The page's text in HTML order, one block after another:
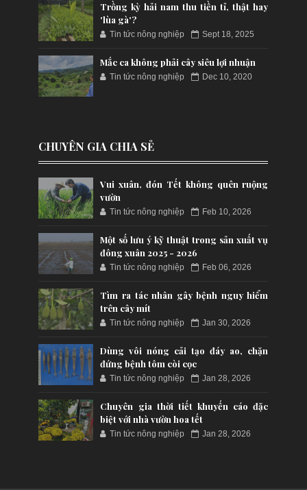
Trồng kỳ hải nam thu tiền tỉ, thật hay
'lùa gà'?
Tin tức nông nghiệp Sept 18, 2025
Mắc ca không phải cây siêu lợi nhuận
Tin tức nông nghiệp Dec 10, 2020
CHUYÊN GIA CHIA SẺ
Vui xuân, đón Tết không quên ruộng
vườn
Tin tức nông nghiệp Feb 10, 2026
Một số lưu ý kỹ thuật trong sản xuất vụ
đông xuân 2025 - 2026
Tin tức nông nghiệp Feb 06, 2026
Tìm ra tác nhân gây bệnh nguy hiểm
trên cây mít
Tin tức nông nghiệp Jan 30, 2026
Dùng vôi nóng cải tạo đáy ao, chặn
đứng bệnh tôm còi cọc
Tin tức nông nghiệp Jan 28, 2026
Chuyên gia thời tiết khuyến cáo đặc
biệt với nhà vườn hoa tết
Tin tức nông nghiệp Jan 28, 2026